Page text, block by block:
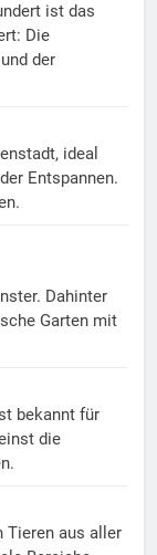
ist das
Die
der
ideal
Entspannen.
Dahinter
Garten mit
bekannt für
die
Tieren aus aller